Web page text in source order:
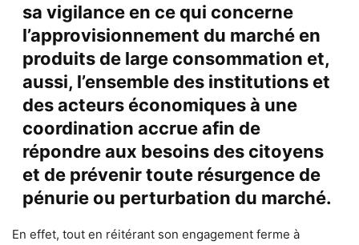
sa vigilance en ce qui concerne
l’approvisionnement du marché en
produits de large consommation et,
aussi, l’ensemble des institutions et
des acteurs économiques à une
coordination accrue afin de
répondre aux besoins des citoyens
et de prévenir toute résurgence de
pénurie ou perturbation du marché.
En effet, tout en réitérant son engagement ferme à